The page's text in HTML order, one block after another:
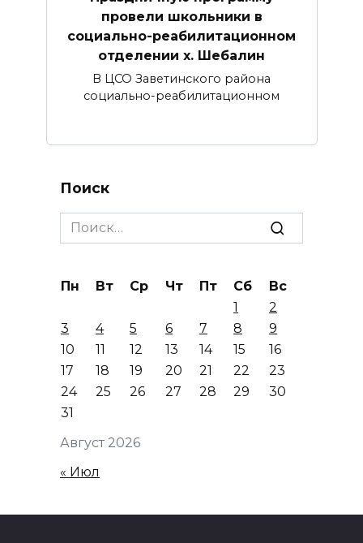
провели школьники в
социально-реабилитационном
отделении х. Шебалин
В ЦСО Заветинского района
социально-реабилитационном
Поиск
Search
for:
Август 2026
Пн Вт Ср Чт Пт Сб
Вс
1
2
3
4 5 6 7 8
9
10
11 12 13 14 15
16
17
18 19 20 21 22
23
24
25 26 27 28 29
30
31
« Июл